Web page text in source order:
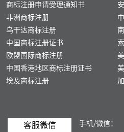
商
先商标形成冲突的审查，审查通过后即
可获准注册并颁发注册证；审查不能通
过的则会下发驳回通知书并要求申请人
在驳回通知书载明的时限内予以答复。
在顺利的情况下，商标注册目前需要1
年；如中途遇到异议或驳回，时间将会
大大延长。 注意在审查过程中，可能
会涉及之特殊问题： ※ 声明不专用：
册后10年有效，有效期自注册日起算；
门的代理人办理。商标申请所需的基本
材料为： 1.商标图样； 2.具体类别及商
品/服务项目； 3.申请人名义及地址；
4.委托书； 5.若声明优先权的，需提供
优先权证明文件。 申请注册古巴商标
的主要流程为：申请一受理一审查一公
告一核准一发证。申请递交后一般1～2
个月决定是否受理。审查员将对申请进
定；而实质审查，包括对商标显著性、
是否违反禁注禁用条款和是否与在先商
商标注册申请受理通知书
非洲商标注册
乌干达商标注册
中国商标注册证书
欧盟国际商标注册
中国香港地区商标注册证书
埃及商标注册
客服微信 手机/微信：